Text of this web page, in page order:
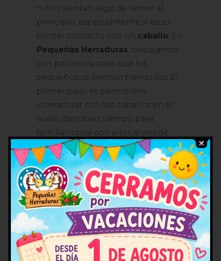
niños sientan algo de temor al
principio, especialmente si es su
primer contacto con un caballo . En
Pequeñas Herraduras, trabajamos
con paciencia para que los
pequeños se sientan tranquilos. El
primer paso es permitirles
interactuar con los caballos en el
suelo, dándoles tiempo para
familiarizarse con ellos antes de
montar. Los instructores estarán
siempre a su lado, brindándoles
apoyo y seguridad. Con el tiempo,
la confianza se va construyendo
poco a poco.
¿Es necesario reservar con
antelación?
Recomendamos hacer una reserva